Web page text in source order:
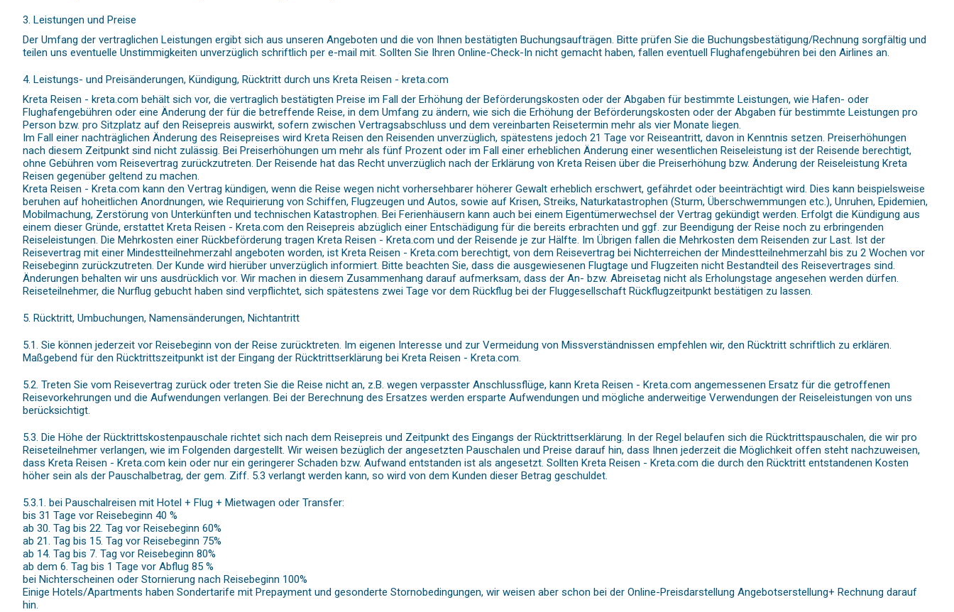
3. Leistungen und Preise
Der Umfang der vertraglichen Leistungen ergibt sich aus unseren Angeboten und die von Ihnen bestätigten Buchungsaufträgen. Bitte prüfen Sie die Buchungsbestätigung/Rechnung sorgfältig und
teilen uns eventuelle Unstimmigkeiten unverzüglich schriftlich per e-mail mit. Sollten Sie Ihren Online-Check-In nicht gemacht haben, fallen eventuell Flughafengebühren bei den Airlines an.
4. Leistungs- und Preisänderungen, Kündigung, Rücktritt durch uns Kreta Reisen - kreta.com
Kreta Reisen - kreta.com behält sich vor, die vertraglich bestätigten Preise im Fall der Erhöhung der Beförderungskosten oder der Abgaben für bestimmte Leistungen, wie Hafen- oder
Flughafengebühren oder eine Änderung der für die betreffende Reise, in dem Umfang zu ändern, wie sich die Erhöhung der Beförderungskosten oder der Abgaben für bestimmte Leistungen pro
Person bzw. pro Sitzplatz auf den Reisepreis auswirkt, sofern zwischen Vertragsabschluss und dem vereinbarten Reisetermin mehr als vier Monate liegen.
Im Fall einer nachträglichen Änderung des Reisepreises wird Kreta Reisen den Reisenden unverzüglich, spätestens jedoch 21 Tage vor Reiseantritt, davon in Kenntnis setzen. Preiserhöhungen
nach diesem Zeitpunkt sind nicht zulässig. Bei Preiserhöhungen um mehr als fünf Prozent oder im Fall einer erheblichen Änderung einer wesentlichen Reiseleistung ist der Reisende berechtigt,
ohne Gebühren vom Reisevertrag zurückzutreten. Der Reisende hat das Recht unverzüglich nach der Erklärung von Kreta Reisen über die Preiserhöhung bzw. Änderung der Reiseleistung Kreta
Reisen gegenüber geltend zu machen.
Kreta Reisen - Kreta.com kann den Vertrag kündigen, wenn die Reise wegen nicht vorhersehbarer höherer Gewalt erheblich erschwert, gefährdet oder beeinträchtigt wird. Dies kann beispielsweise
beruhen auf hoheitlichen Anordnungen, wie Requirierung von Schiffen, Flugzeugen und Autos, sowie auf Krisen, Streiks, Naturkatastrophen (Sturm, Überschwemmungen etc.), Unruhen, Epidemien,
Mobilmachung, Zerstörung von Unterkünften und technischen Katastrophen. Bei Ferienhäusern kann auch bei einem Eigentümerwechsel der Vertrag gekündigt werden. Erfolgt die Kündigung aus
einem dieser Gründe, erstattet Kreta Reisen - Kreta.com den Reisepreis abzüglich einer Entschädigung für die bereits erbrachten und ggf. zur Beendigung der Reise noch zu erbringenden
Reiseleistungen. Die Mehrkosten einer Rückbeförderung tragen Kreta Reisen - Kreta.com und der Reisende je zur Hälfte. Im Übrigen fallen die Mehrkosten dem Reisenden zur Last. Ist der
Reisevertrag mit einer Mindestteilnehmerzahl angeboten worden, ist Kreta Reisen - Kreta.com berechtigt, von dem Reisevertrag bei Nichterreichen der Mindestteilnehmerzahl bis zu 2 Wochen vor
Reisebeginn zurückzutreten. Der Kunde wird hierüber unverzüglich informiert. Bitte beachten Sie, dass die ausgewiesenen Flugtage und Flugzeiten nicht Bestandteil des Reisevertrages sind.
Änderungen behalten wir uns ausdrücklich vor. Wir machen in diesem Zusammenhang darauf aufmerksam, dass der An- bzw. Abreisetag nicht als Erholungstage angesehen werden dürfen.
Reiseteilnehmer, die Nurflug gebucht haben sind verpflichtet, sich spätestens zwei Tage vor dem Rückflug bei der Fluggesellschaft Rückflugzeitpunkt bestätigen zu lassen.
5. Rücktritt, Umbuchungen, Namensänderungen, Nichtantritt
5.1. Sie können jederzeit vor Reisebeginn von der Reise zurücktreten. Im eigenen Interesse und zur Vermeidung von Missverständnissen empfehlen wir, den Rücktritt schriftlich zu erklären.
Maßgebend für den Rücktrittszeitpunkt ist der Eingang der Rücktrittserklärung bei Kreta Reisen - Kreta.com.
5.2. Treten Sie vom Reisevertrag zurück oder treten Sie die Reise nicht an, z.B. wegen verpasster Anschlussflüge, kann Kreta Reisen - Kreta.com angemessenen Ersatz für die getroffenen
Reisevorkehrungen und die Aufwendungen verlangen. Bei der Berechnung des Ersatzes werden ersparte Aufwendungen und mögliche anderweitige Verwendungen der Reiseleistungen von uns
berücksichtigt.
5.3. Die Höhe der Rücktrittskostenpauschale richtet sich nach dem Reisepreis und Zeitpunkt des Eingangs der Rücktrittserklärung. In der Regel belaufen sich die Rücktrittspauschalen, die wir pro
Reiseteilnehmer verlangen, wie im Folgenden dargestellt. Wir weisen bezüglich der angesetzten Pauschalen und Preise darauf hin, dass Ihnen jederzeit die Möglichkeit offen steht nachzuweisen,
dass Kreta Reisen - Kreta.com kein oder nur ein geringerer Schaden bzw. Aufwand entstanden ist als angesetzt. Sollten Kreta Reisen - Kreta.com die durch den Rücktritt entstandenen Kosten
höher sein als der Pauschalbetrag, der gem. Ziff. 5.3 verlangt werden kann, so wird von dem Kunden dieser Betrag geschuldet.
5.3.1. bei Pauschalreisen mit Hotel + Flug + Mietwagen oder Transfer:
bis 31 Tage vor Reisebeginn 40 %
ab 30. Tag bis 22. Tag vor Reisebeginn 60%
ab 21. Tag bis 15. Tag vor Reisebeginn 75%
ab 14. Tag bis 7. Tag vor Reisebeginn 80%
ab dem 6. Tag bis 1 Tage vor Abflug 85 %
bei Nichterscheinen oder Stornierung nach Reisebeginn 100%
Einige Hotels/Apartments haben Sondertarife mit Prepayment und gesonderte Stornobedingungen, wir weisen aber schon bei der Online-Preisdarstellung Angebotserstellung+ Rechnung darauf
hin.